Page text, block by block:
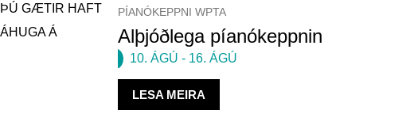
ÞÚ GÆTIR HAFT
ÁHUGA Á
PÍANÓKEPPNI WPTA
Alþjóðlega píanókeppnin
10. ÁGÚ - 16. ÁGÚ
LESA MEIRA